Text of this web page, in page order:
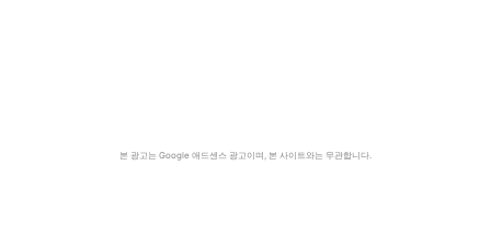
본 광고는 Google 애드센스 광고이며, 본 사이트와는 무관합니다.